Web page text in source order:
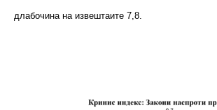
длабочина на извештаите 7,8.